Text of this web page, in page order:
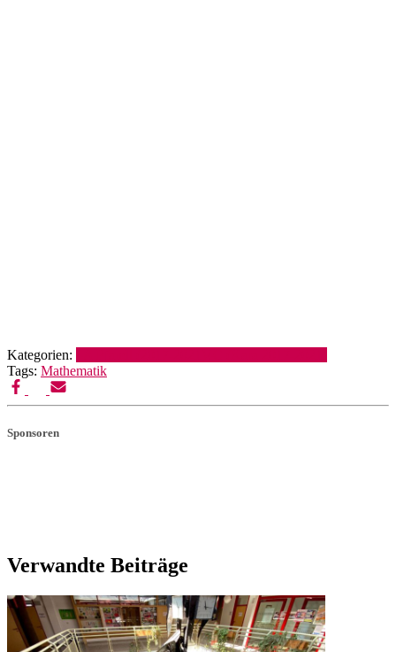
Kategorien:
Tags: Mathematik
Sponsoren
Verwandte Beiträge